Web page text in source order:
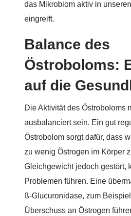
das Mikrobiom aktiv in
eingreift.
Balance des
Östroboloms:
auf die
Die Aktivität des Östroboloms
ausbalanciert sein. Ein gut
Östrobolom sorgt dafür, dass
zu wenig Östrogen im Körper
Gleichgewicht jedoch gestört,
Problemen führen. Eine
ß-Glucuronidase, zum
Überschuss an Östrogen